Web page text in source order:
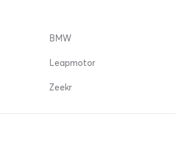
BMW
Leapmotor
Zeekr